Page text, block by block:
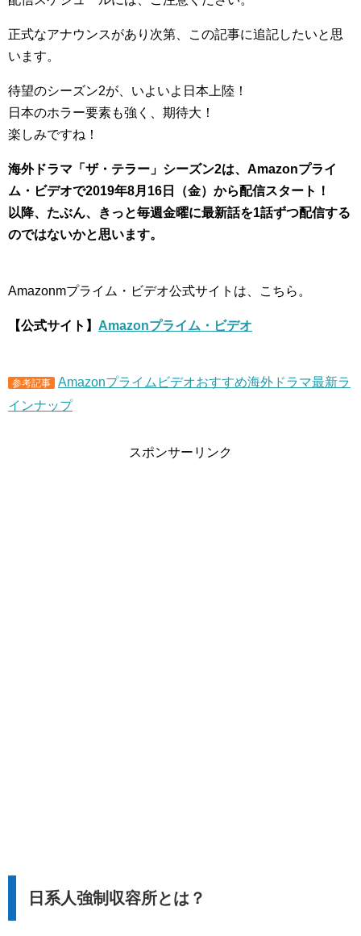
正式なアナウンスがあり次第、この記事に追記したいと思
います。
待望のシーズン2が、いよいよ日本上陸！
日本のホラー要素も強く、期待大！
楽しみですね！
海外ドラマ「ザ・テラー」シーズン2は、Amazonプライ
ム・ビデオで2019年8月16日（金）から配信スタート！
以降、たぶん、きっと毎週金曜に最新話を1話ずつ配信する
のではないかと思います。
Amazonmプライム・ビデオ公式サイトは、こちら。
【公式サイト】 Amazonプライム・ビデオ
参考記事
Amazonプライムビデオおすすめ海外ドラマ最新ラ
インナップ
スポンサーリンク
日系人強制収容所とは？